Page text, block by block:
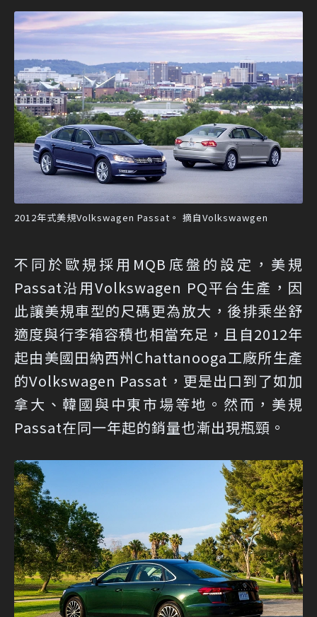
2012年式美規Volkswagen Passat。 摘自Volkswawgen
不同於歐規採用MQB底盤的設定，美規
Passat沿用Volkswagen PQ平台生產，因
此讓美規車型的尺碼更為放大，後排乘坐舒
適度與行李箱容積也相當充足，且自2012年
起由美國田納西州Chattanooga工廠所生產
的Volkswagen Passat，更是出口到了如加
拿大、韓國與中東市場等地。然而，美規
Passat在同一年起的銷量也漸出現瓶頸。